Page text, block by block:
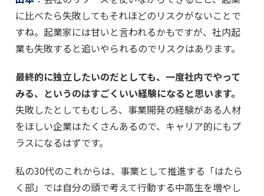
に比べたら失敗してもそれほどのリスクがないことで
すね。起業家には甘いと言われるかもですが、社内起
業も失敗すると追いやられるのでリスクはあります。
最終的に独立したいのだとしても、一度社内でやって
みる、というのはすごくいい経験になると思います。
失敗したとしてもむしろ、事業開発の経験がある人材
をほしい企業はたくさんあるので、キャリア的にもプ
ラスになるはずです。
私の30代のこれからは、事業として推進する「はたら
く部」では自分の頭で考えて行動する中高生を増やし